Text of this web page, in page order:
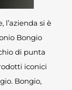
l’azienda si è
Bongio
di punta
iconici
Bongio,